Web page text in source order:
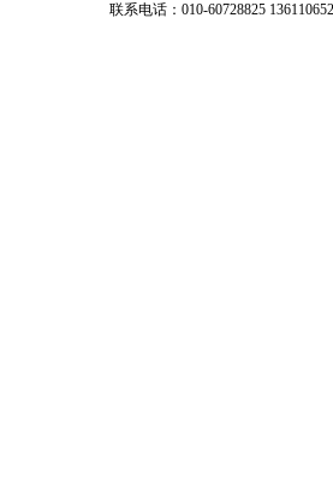
联系电话：010-60728825